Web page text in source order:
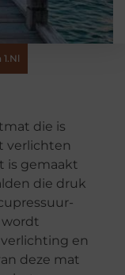
1.nl
die is
verlichten
is gemaakt
die druk
en
deze mat